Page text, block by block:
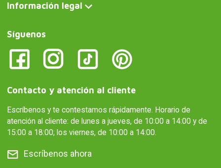
Información legal
Síguenos
Contacto y atención al cliente
Escríbenos y te contestamos rápidamente. Horario de
atención al cliente: de lunes a jueves, de 10:00 a 14:00 y de
15:00 a 18:00; los viernes, de 10:00 a 14:00.
Escríbenos ahora